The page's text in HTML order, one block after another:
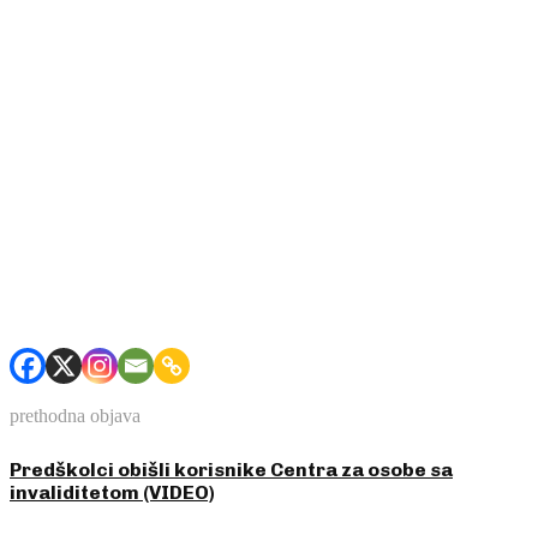
prethodna objava
Predškolci obišli korisnike Centra za osobe sa
invaliditetom (VIDEO)